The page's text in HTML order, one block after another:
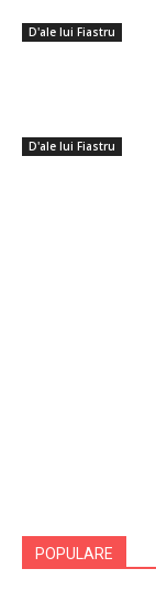
D'ale lui Fiastru
D'ale lui Fiastru
POPULARE